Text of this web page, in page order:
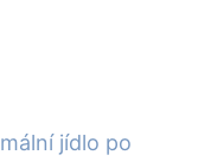
jídlo po